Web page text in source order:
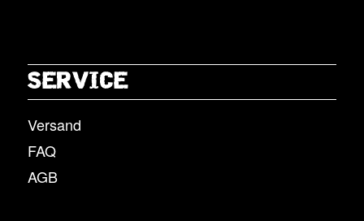
SERVICE
Versand
FAQ
AGB